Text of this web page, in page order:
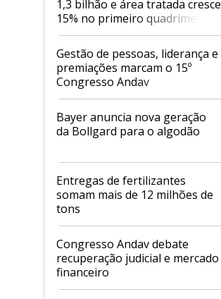
1,3 bilhão e área tratada cresce
15% no primeiro quadrimestre
de 2026
Gestão de pessoas, liderança e
premiações marcam o 15º
Congresso Andav
Bayer anuncia nova geração
da Bollgard para o algodão
Entregas de fertilizantes
somam mais de 12 milhões de
tons
Congresso Andav debate
recuperação judicial e mercado
financeiro